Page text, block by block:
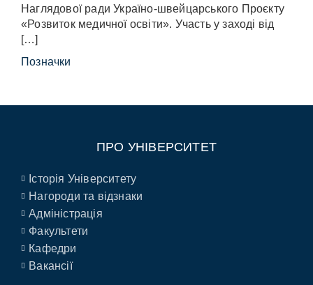
Наглядової ради Україно-швейцарського Проєкту
«Розвиток медичної освіти». Участь у заході від
[…]
Позначки
ПРО УНІВЕРСИТЕТ
Історія Університету
Нагороди та відзнаки
Адміністрація
Факультети
Кафедри
Вакансії